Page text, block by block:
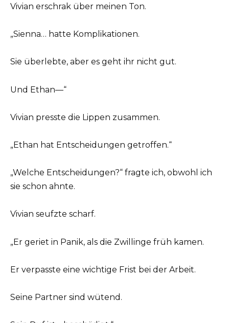
Vivian erschrak über meinen Ton.
„Sienna… hatte Komplikationen.
Sie überlebte, aber es geht ihr nicht gut.
Und Ethan—“
Vivian presste die Lippen zusammen.
„Ethan hat Entscheidungen getroffen.“
„Welche Entscheidungen?“ fragte ich, obwohl ich
sie schon ahnte.
Vivian seufzte scharf.
„Er geriet in Panik, als die Zwillinge früh kamen.
Er verpasste eine wichtige Frist bei der Arbeit.
Seine Partner sind wütend.